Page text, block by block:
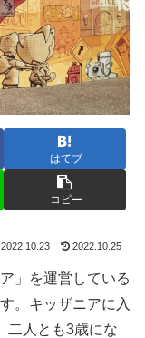
はてブ
コピー
2022.10.23 2022.10.25
」を運営している
。キッザニアに入
二人とも3歳にな